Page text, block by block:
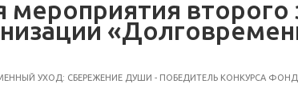
второго
УХОД: СБЕРЕЖЕНИЕ ДУШИ - ПОБЕДИТЕЛЬ КОНКУРСА